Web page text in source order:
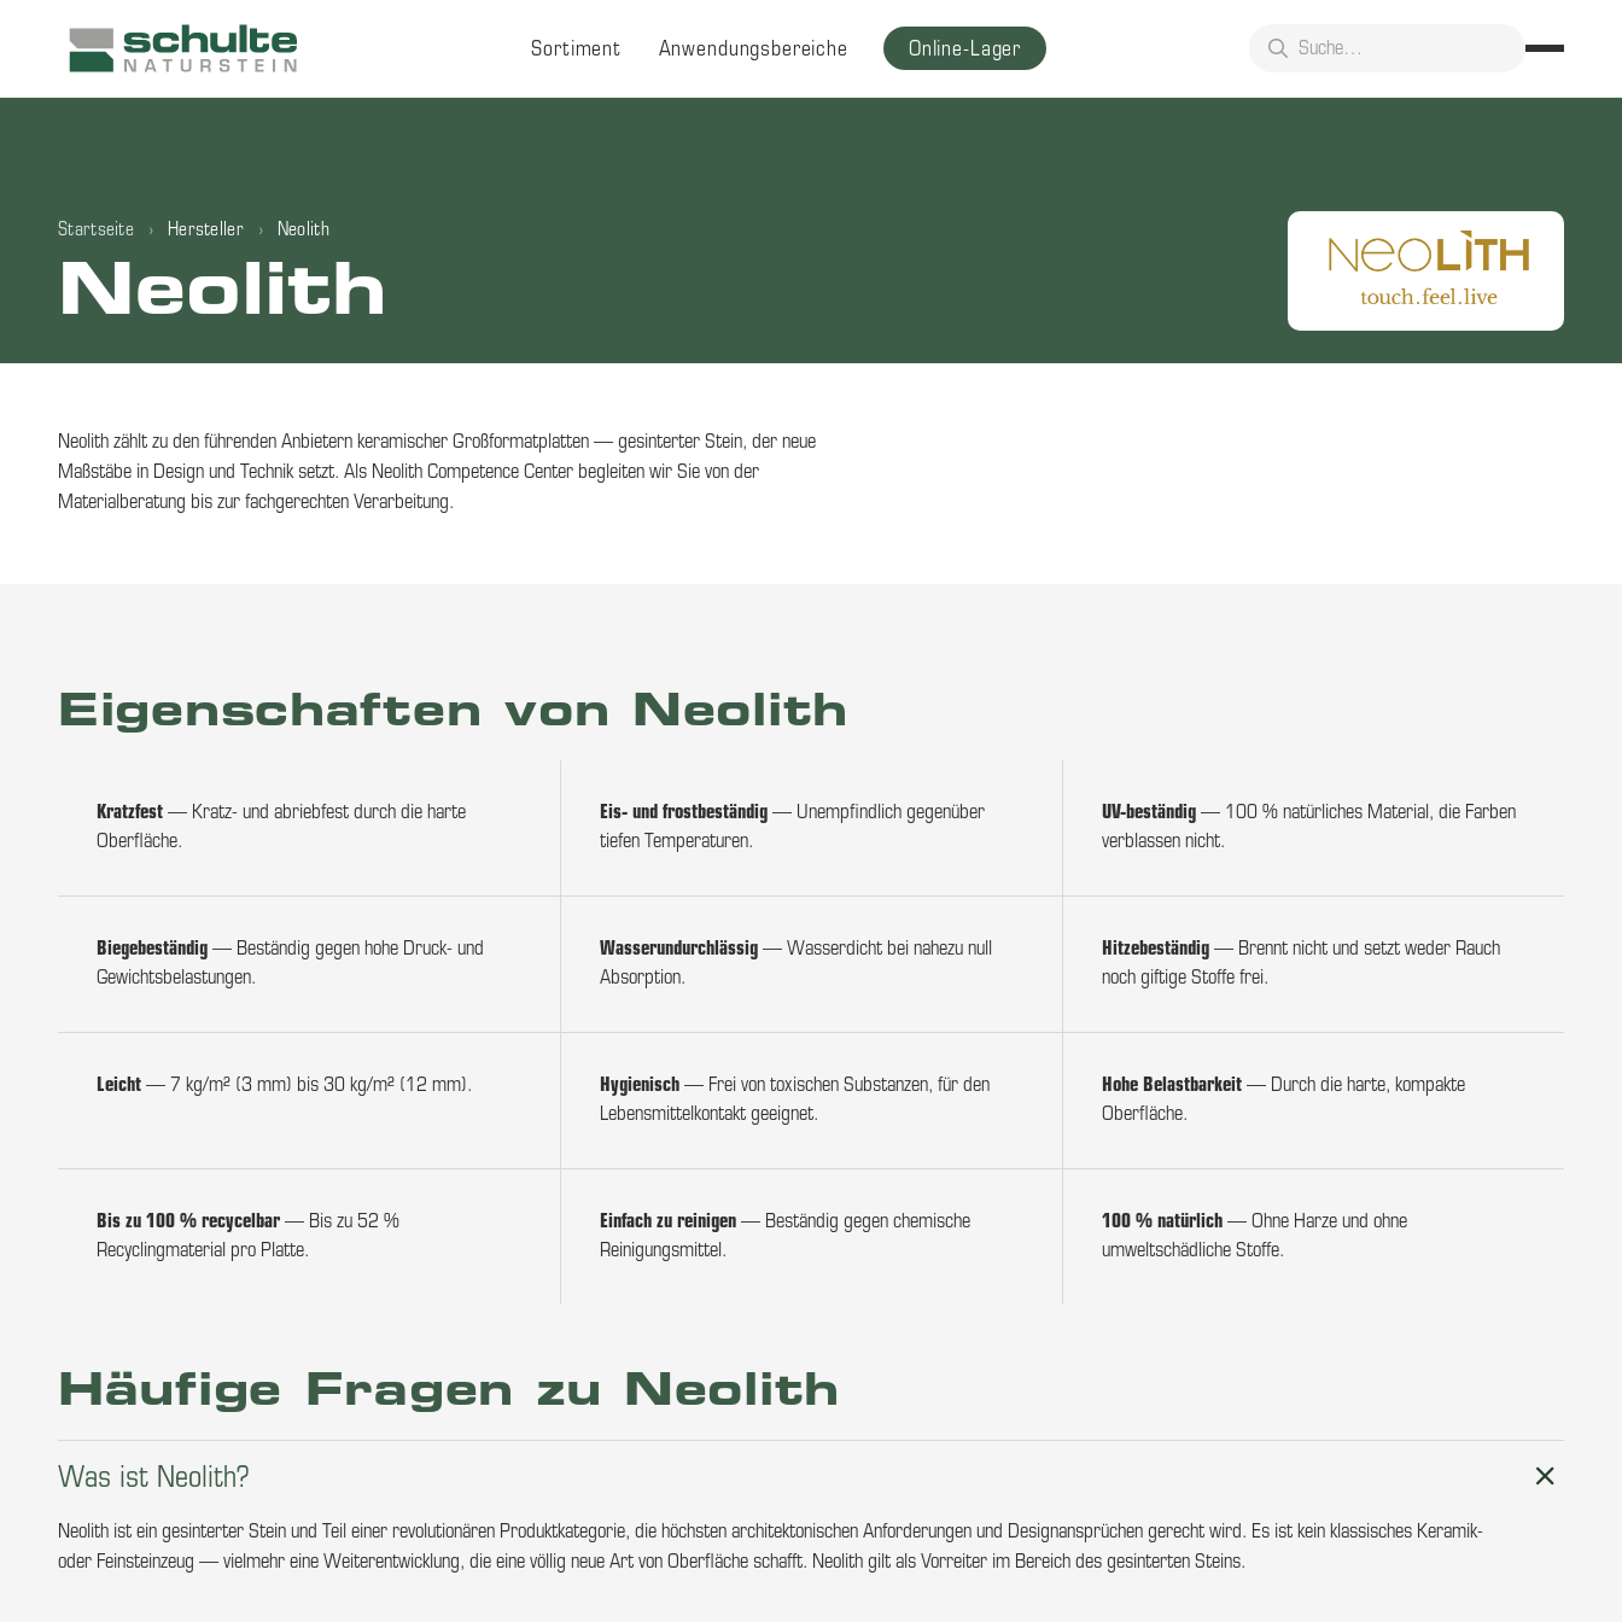
Sortiment Anwendungsbereiche Online-Lager
Startseite › Hersteller › Neolith
Neolith
Neolith zählt zu den führenden Anbietern keramischer Großformatplatten — gesinterter Stein, der neue
Maßstäbe in Design und Technik setzt. Als Neolith Competence Center begleiten wir Sie von der
Materialberatung bis zur fachgerechten Verarbeitung.
Eigenschaften von Neolith
Kratzfest — Kratz- und abriebfest durch die harte
Oberfläche.
Eis- und frostbeständig — Unempfindlich gegenüber
tiefen Temperaturen.
UV-beständig — 100 % natürliches Material, die Farben
verblassen nicht.
Biegebeständig — Beständig gegen hohe Druck- und
Gewichtsbelastungen.
Wasserundurchlässig — Wasserdicht bei nahezu null
Absorption.
Hitzebeständig — Brennt nicht und setzt weder Rauch
noch giftige Stoffe frei.
Leicht — 7 kg/m² (3 mm) bis 30 kg/m² (12 mm). Hygienisch — Frei von toxischen Substanzen, für den
Lebensmittelkontakt geeignet.
Hohe Belastbarkeit — Durch die harte, kompakte
Oberfläche.
Bis zu 100 % recycelbar — Bis zu 52 %
Recyclingmaterial pro Platte.
Einfach zu reinigen — Beständig gegen chemische
Reinigungsmittel.
100 % natürlich — Ohne Harze und ohne
umweltschädliche Stoffe.
Häufige Fragen zu Neolith
Was ist Neolith?
Neolith ist ein gesinterter Stein und Teil einer revolutionären Produktkategorie, die höchsten architektonischen Anforderungen und Designansprüchen gerecht wird. Es ist kein klassisches Keramik-
oder Feinsteinzeug — vielmehr eine Weiterentwicklung, die eine völlig neue Art von Oberfläche schafft. Neolith gilt als Vorreiter im Bereich des gesinterten Steins.